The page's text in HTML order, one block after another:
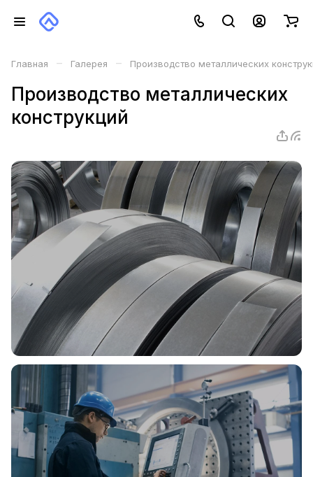
Главная – Галерея – Производство металлических
Производство металлических
конструкций